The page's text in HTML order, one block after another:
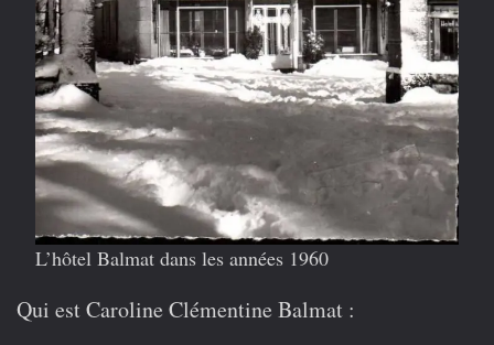
L’hôtel Balmat dans les années 1960
Qui est Caroline Clémentine Balmat :